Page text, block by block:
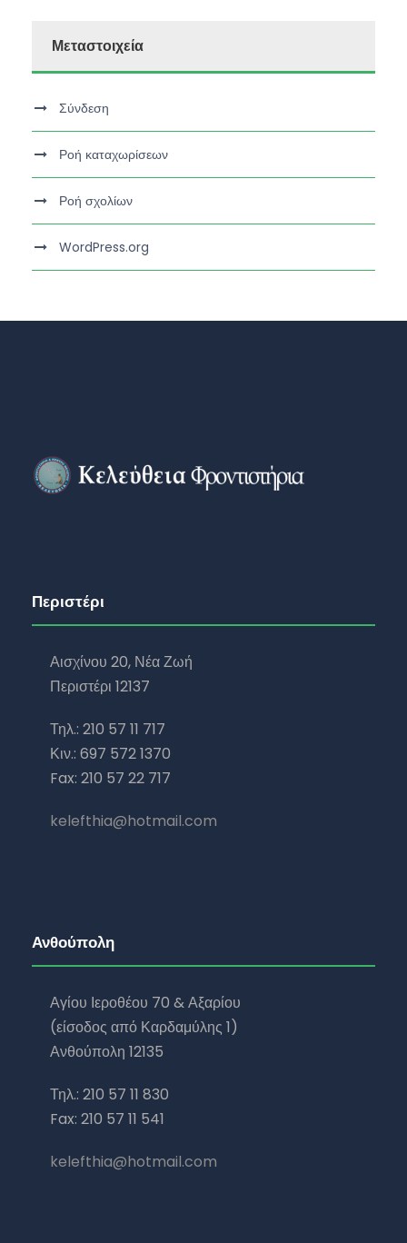
Μεταστοιχεία
Σύνδεση
Ροή καταχωρίσεων
Ροή σχολίων
WordPress.org
Περιστέρι
Αισχίνου 20, Νέα Ζωή
Περιστέρι 12137
Τηλ.: 210 57 11 717
Κιν.: 697 572 1370
Fax: 210 57 22 717
kelefthia@hotmail.com
Ανθούπολη
Αγίου Ιεροθέου 70 & Αξαρίου
(είσοδος από Καρδαμύλης 1)
Ανθούπολη 12135
Τηλ.: 210 57 11 830
Fax: 210 57 11 541
kelefthia@hotmail.com